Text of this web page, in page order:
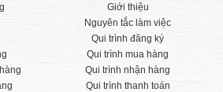
Giới thiệu
Nguyên tắc làm việc
Qui trình đăng ký
Qui trình mua hàng
Qui trình nhận hàng
Qui trình thanh toán